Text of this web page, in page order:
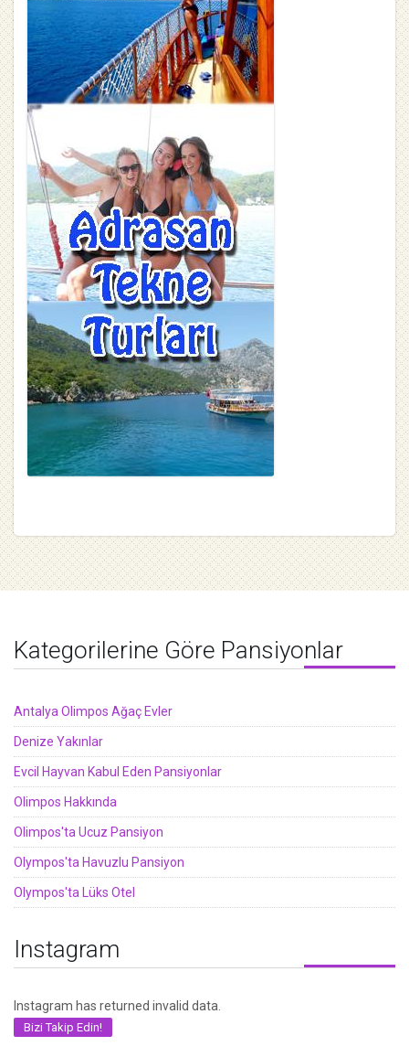
Kategorilerine Göre Pansiyonlar
Antalya Olimpos Ağaç Evler
Denize Yakınlar
Evcil Hayvan Kabul Eden Pansiyonlar
Olimpos Hakkında
Olimpos'ta Ucuz Pansiyon
Olympos'ta Havuzlu Pansiyon
Olympos'ta Lüks Otel
Instagram
Instagram has returned invalid data.
Bizi Takip Edin!